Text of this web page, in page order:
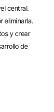
central.
eliminarla.
y crear
de